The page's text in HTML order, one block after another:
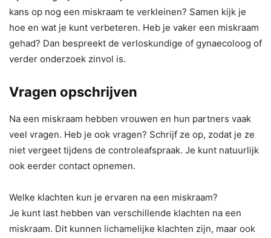
kans op nog een miskraam te verkleinen? Samen kijk je
hoe en wat je kunt verbeteren. Heb je vaker een miskraam
gehad? Dan bespreekt de verloskundige of gynaecoloog of
verder onderzoek zinvol is.
Vragen opschrijven
Na een miskraam hebben vrouwen en hun partners vaak
veel vragen. Heb je ook vragen? Schrijf ze op, zodat je ze
niet vergeet tijdens de controleafspraak. Je kunt natuurlijk
ook eerder contact opnemen.
Welke klachten kun je ervaren na een miskraam?
Je kunt last hebben van verschillende klachten na een
miskraam. Dit kunnen lichamelijke klachten zijn, maar ook